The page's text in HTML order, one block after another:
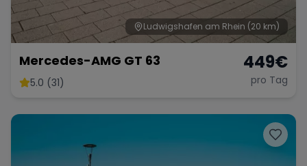
Ludwigshafen am Rhein (20 km)
Mercedes-AMG GT 63
5.0 (31)
449€
pro Tag